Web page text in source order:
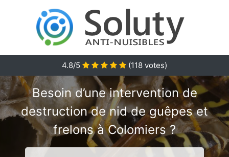
4.8/5 (118 votes)
Besoin d’une intervention de
destruction de nid de guêpes et
frelons à Colomiers ?